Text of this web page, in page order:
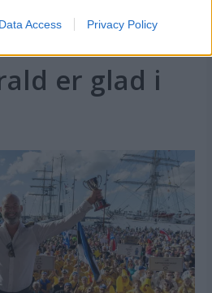
Data Access Privacy Policy
PLUS
er glad i